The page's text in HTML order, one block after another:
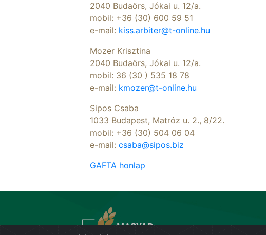
2040 Budaörs, Jókai u. 12/a.
mobil: +36 (30) 600 59 51
e-mail: kiss.arbiter@t-online.hu
Mozer Krisztina
2040 Budaörs, Jókai u. 12/a.
mobil: 36 (30 ) 535 18 78
e-mail: kmozer@t-online.hu
Sipos Csaba
1033 Budapest, Matróz u. 2., 8/22.
mobil: +36 (30) 504 06 04
e-mail: csaba@sipos.biz
GAFTA honlap